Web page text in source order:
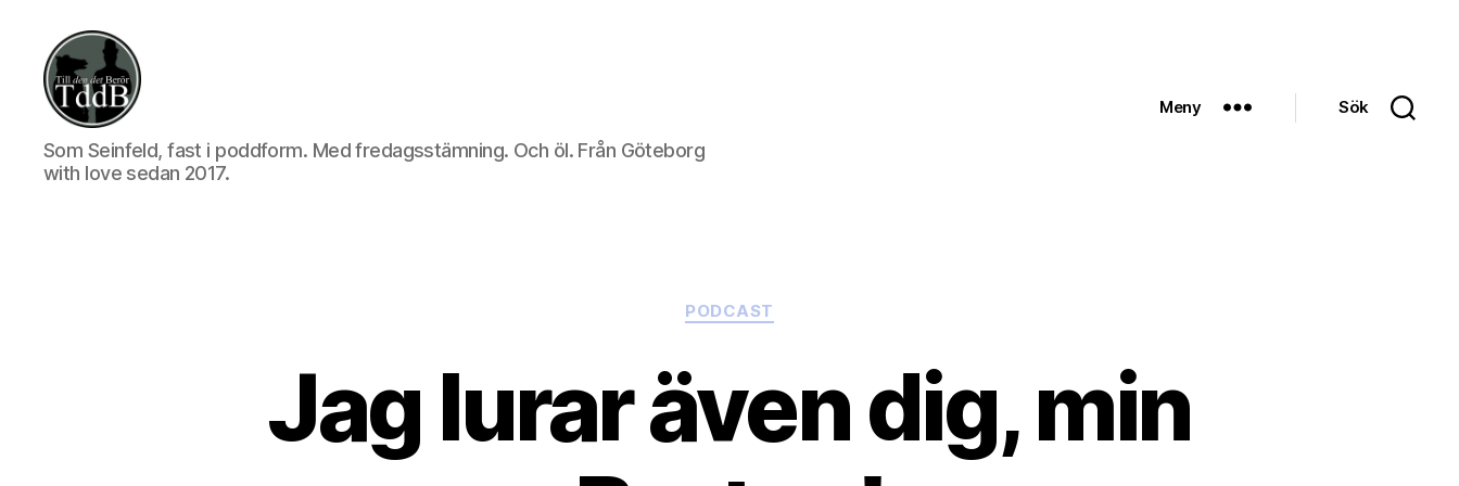
Till
den
det
Som Seinfeld, fast i poddform. Med fredagsstämning. Och öl. Från Göteborg
with love sedan 2017.
Meny Sök
Kategorier
PODCAST
Jag lurar även dig, min